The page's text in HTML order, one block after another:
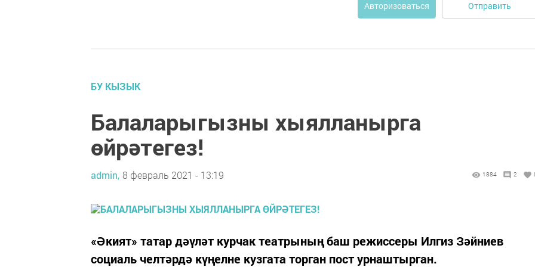
Авторизоваться Отправить
БУ КЫЗЫК
Балаларыгызны хыялланырга
өйрәтегез!
admin, 8 февраль 2021 - 13:19 1884 2
«Әкият» татар дәүләт курчак театрының баш режиссеры Илгиз Зәйниев
социаль челтәрдә күңелне кузгата торган пост урнаштырган.